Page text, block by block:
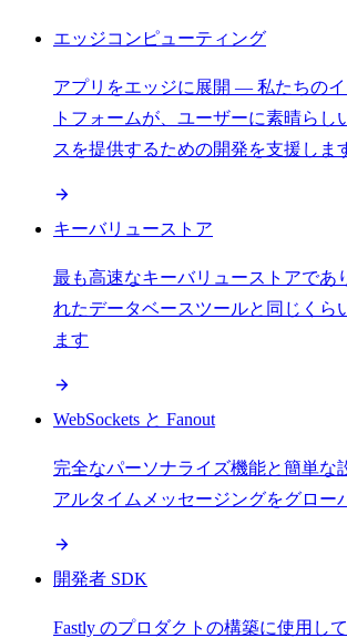
エッジコンピューティング
アプリをエッジに展開 — 私たちの
トフォームが、ユーザーに素晴らし
スを提供するための開発を支援しま
キーバリューストア
最も高速なキーバリューストアであ
れたデータベースツールと同じくら
ます
WebSockets と Fanout
完全なパーソナライズ機能と簡単な
アルタイムメッセージングをグロー
開発者 SDK
Fastly のプロダクトの構築に使用し